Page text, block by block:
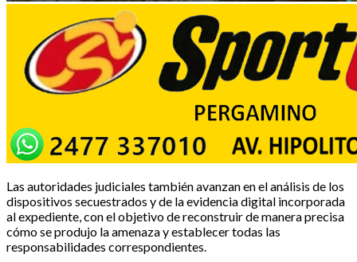
Las autoridades judiciales también avanzan en el análisis de los
dispositivos secuestrados y de la evidencia digital incorporada
al expediente, con el objetivo de reconstruir de manera precisa
cómo se produjo la amenaza y establecer todas las
responsabilidades correspondientes.